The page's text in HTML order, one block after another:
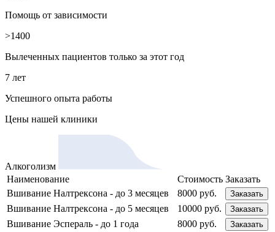
Помощь от зависимости
>1400
Вылеченных пациентов только за этот год
7 лет
Успешного опыта работы
Цены нашей клиники
Алкоголизм
Наименование
Стоимость Заказать
Вшивание Налтрексона - до 3 месяцев
8000 руб. Заказать
Вшивание Налтрексона - до 5 месяцев 10000 руб. Заказать
Вшивание Эспераль - до 1 года 8000 руб. Заказать